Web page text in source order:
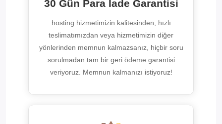
30 Gün Para İade Garantisi
hosting hizmetimizin kalitesinden, hızlı
teslimatımızdan veya hizmetimizin diğer
yönlerinden memnun kalmazsanız, hiçbir soru
sorulmadan tam bir geri ödeme garantisi
veriyoruz. Memnun kalmanızı istiyoruz!